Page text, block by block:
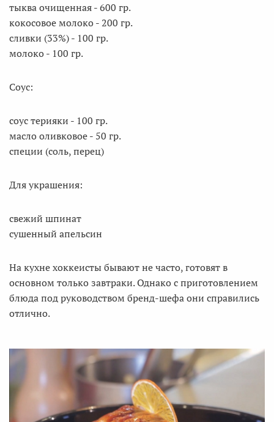
тыква очищенная - 600 гр.
кокосовое молоко - 200 гр.
сливки (33%) - 100 гр.
молоко - 100 гр.
Соус:
соус терияки - 100 гр.
масло оливковое - 50 гр.
специи (соль, перец)
Для украшения:
свежий шпинат
сушенный апельсин
На кухне хоккеисты бывают не часто, готовят в
основном только завтраки. Однако с приготовлением
блюда под руководством бренд-шефа они справились
отлично.